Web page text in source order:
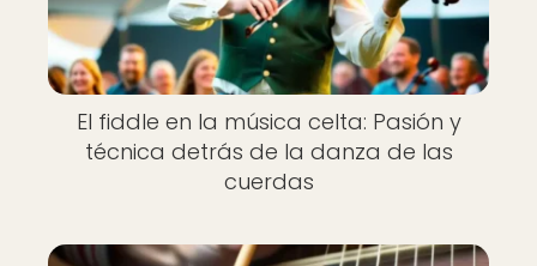
El fiddle en la música celta: Pasión y
técnica detrás de la danza de las
cuerdas